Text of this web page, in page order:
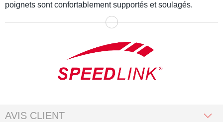
poignets sont confortablement supportés et soulagés.
AVIS CLIENT